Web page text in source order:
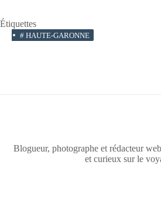
Étiquettes
# HAUTE-GARONNE
Blogueur, photographe et rédacteur
et curieux sur le